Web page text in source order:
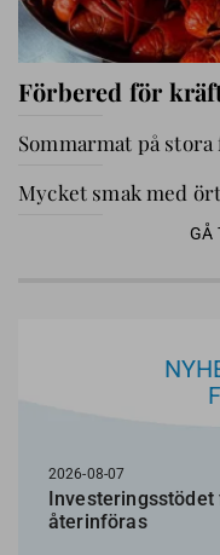
Förbered för
Sommarmat på stora
Mycket smak med
GÅ
2026-08-07
återinföras